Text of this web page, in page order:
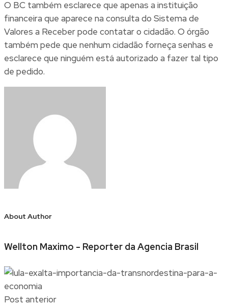
O BC também esclarece que apenas a instituição
financeira que aparece na consulta do Sistema de
Valores a Receber pode contatar o cidadão. O órgão
também pede que nenhum cidadão forneça senhas e
esclarece que ninguém está autorizado a fazer tal tipo
de pedido.
About Author
Wellton Maximo - Reporter da Agencia Brasil
Post anterior